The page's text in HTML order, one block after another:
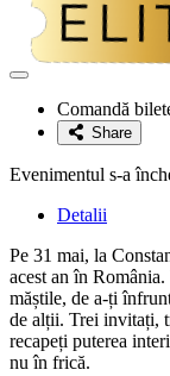
Adaugă
favoriteComandă
Share
Evenimentul s-a
Detalii
Pe 31 mai, la
acest an în
măștile, de a-ți
de alții. Trei invitați,
recapeți puterea
nu în frică.